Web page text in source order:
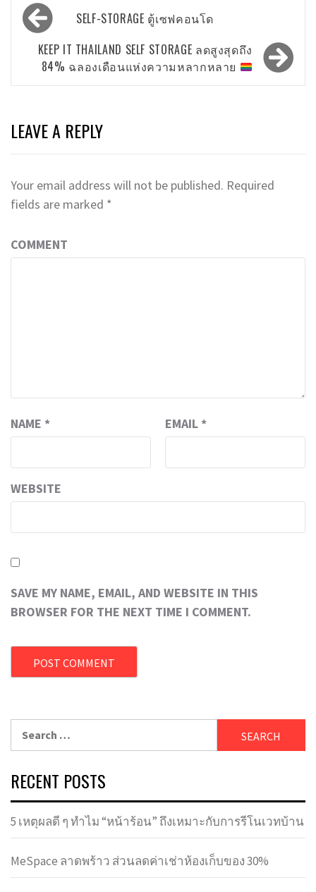
Post
navigationSELF-STORAGE ตู้เซฟคอนโด
KEEP IT THAILAND SELF STORAGE ลดสูงสุดถึง
84% ฉลองเดือนแห่งความหลากหลาย
LEAVE A REPLY
Your email address will not be published. Required
fields are marked *
COMMENT
NAME * EMAIL *
WEBSITE
SAVE MY NAME, EMAIL, AND WEBSITE IN THIS
BROWSER FOR THE NEXT TIME I COMMENT.
RECENT POSTS
5 เหตุผลดี ๆ ทำไม “หน้าร้อน” ถึงเหมาะกับการรีโนเวทบ้าน
MeSpace ลาดพร้าว ส่วนลดค่าเช่าห้องเก็บของ 30%